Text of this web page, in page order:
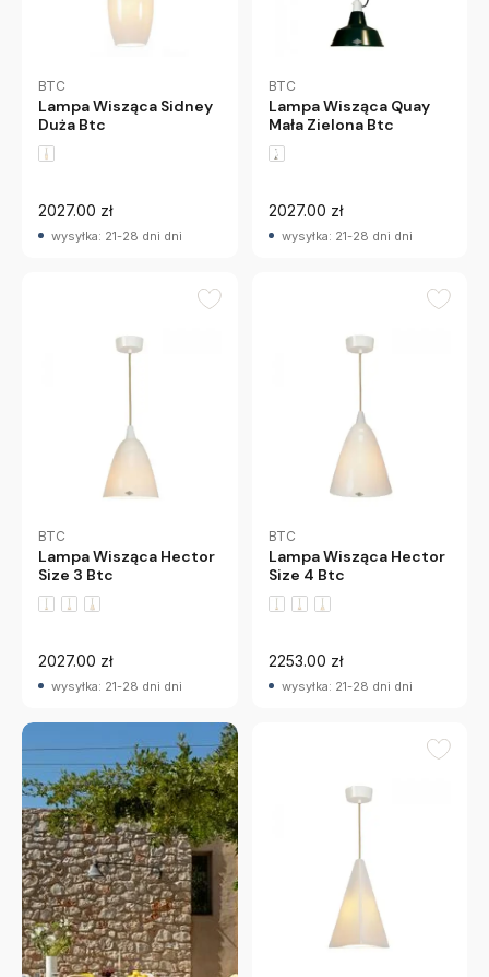
BTC
Lampa Wisząca Sidney
Duża Btc
2027.00 zł
wysyłka: 21-28 dni dni
BTC
Lampa Wisząca Quay
Mała Zielona Btc
2027.00 zł
wysyłka: 21-28 dni dni
BTC
Lampa Wisząca Hector
Size 3 Btc
2027.00 zł
wysyłka: 21-28 dni dni
BTC
Lampa Wisząca Hector
Size 4 Btc
2253.00 zł
wysyłka: 21-28 dni dni